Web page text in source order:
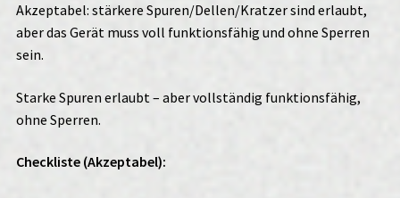
Akzeptabel: stärkere Spuren/Dellen/Kratzer sind erlaubt,
aber das Gerät muss voll funktionsfähig und ohne Sperren
sein.
Starke Spuren erlaubt – aber vollständig funktionsfähig,
ohne Sperren.
Checkliste (Akzeptabel):